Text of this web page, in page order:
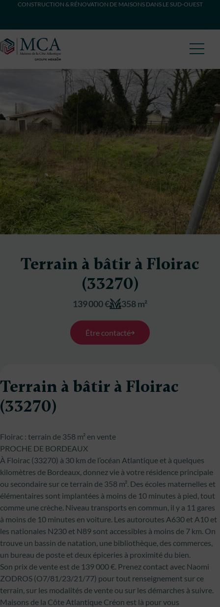
CONSTRUCTION & RÉNOVATION DE MAISONS DANS LE SUD-OUEST
Terrain à bâtir à Floirac
(33270)
139 000 € 358 m²
Être contacté
Terrain à bâtir à Floirac
(33270)
Floirac : terrain de 358 m² en vente
PROCHE DE BORDEAUX
À Floirac (33270) à 30 km de l’océan Atlantique et à quelques
kilomètres de Bordeaux, donnez vie à votre résidence principale
ou secondaire sur ce terrain de 358 m². Des écoles maternelles et
élémentaires sont implantées à moins de 10 minutes à pied, tout
comme une crèche. Niveau transports en commun, il y a 11 gares
à moins de 10 minutes en voiture. Les autoroutes A630 et A10 et
les nationales N230 et N89 sont accessibles à moins de 7 km. On
trouve un bassin de natation, une bibliothèque, des commerces,
un bureau de poste et deux épiceries à proximité du bien.
Son prix de vente est de 139 000 €. Prenez contact avec Naomi
ZODROS (O7/81/23/21/77) pour tout renseignement sur ce
terrain, sur les modalités de vente ou sur les démarches à suivre.
Maisons de la Côte Atlantique Créon est là pour vous